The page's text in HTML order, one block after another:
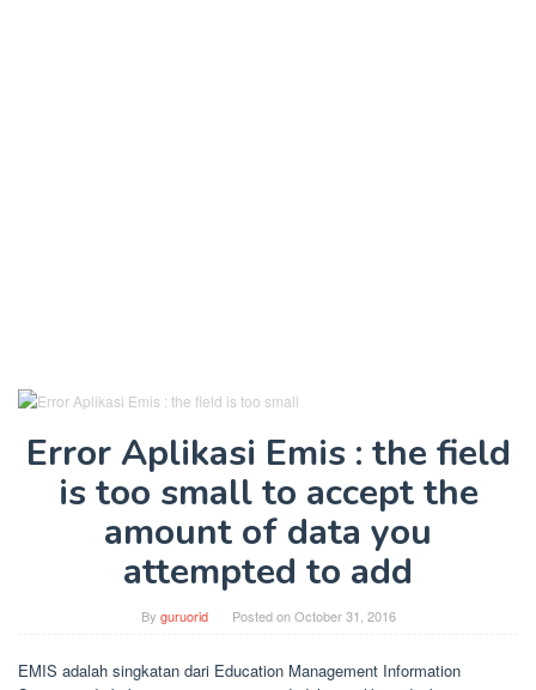
Error Aplikasi Emis : the field
is too small to accept the
amount of data you
attempted to add
By guruorid Posted onOctober 31, 2016
EMIS adalah singkatan dari Education Management Information